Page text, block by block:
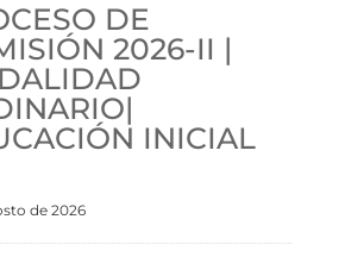
DE
2026-II |
INICIAL
de 2026